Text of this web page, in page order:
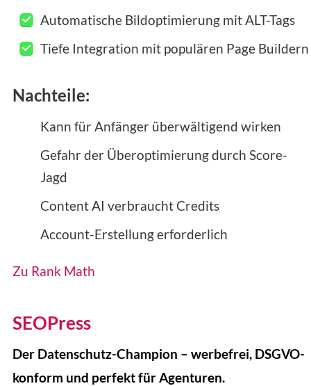
Automatische Bildoptimierung mit ALT-Tags
Tiefe Integration mit populären Page Buildern
Nachteile:
Kann für Anfänger überwältigend wirken
Gefahr der Überoptimierung durch Score-
Jagd
Content AI verbraucht Credits
Account-Erstellung erforderlich
Zu Rank Math
SEOPress
Der Datenschutz-Champion – werbefrei, DSGVO-
konform und perfekt für Agenturen.